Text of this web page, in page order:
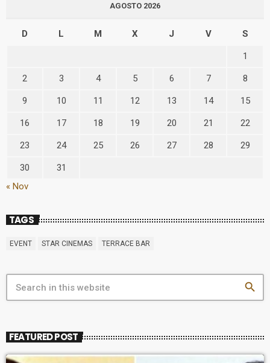
AGOSTO 2026
D L M X J V S
1
2 3 4 5 6 7 8
9 10 11 12 13 14 15
16 17 18 19 20 21 22
23 24 25 26 27 28 29
30
31
« Nov
TAGS
EVENT STAR CINEMAS TERRACE BAR
search
FEATURED POST